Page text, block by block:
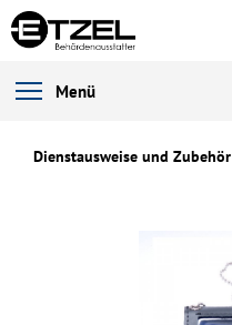
Menü
Dienstausweise und Zubehör